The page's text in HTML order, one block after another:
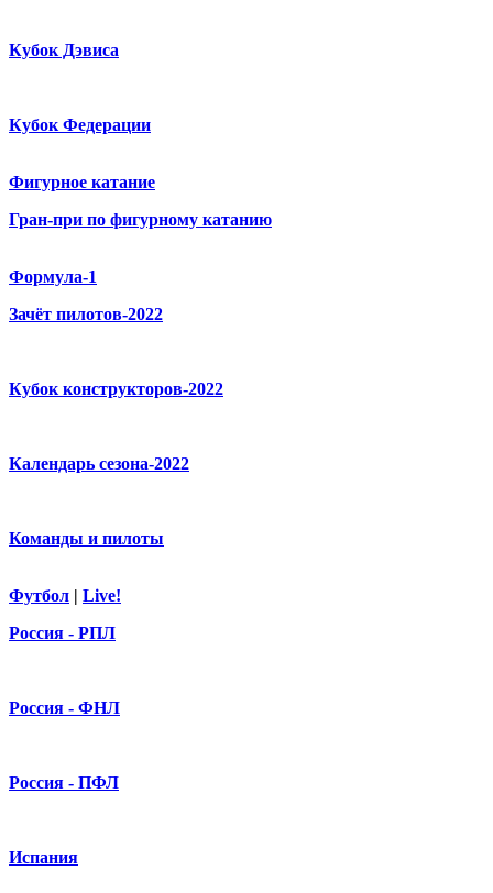
Кубок Дэвиса
Кубок Федерации
Фигурное катание
Гран-при по фигурному катанию
Формула-1
Зачёт пилотов-2022
Кубок конструкторов-2022
Календарь сезона-2022
Команды и пилоты
Футбол | Live!
Россия - РПЛ
Россия - ФНЛ
Россия - ПФЛ
Испания